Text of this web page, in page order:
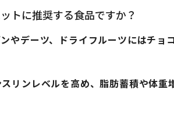
トに推奨する食品ですか？
やデーツ、ドライフルーツにはチョ
リンレベルを高め、脂肪蓄積や体重